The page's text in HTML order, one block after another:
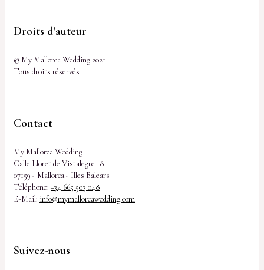
Droits d'auteur
© My Mallorca Wedding 2021
Tous droits réservés
Contact
My Mallorca Wedding
Calle Lloret de Vistalegre 18
07159 - Mallorca - Illes Balears
Téléphone: +34 665 503 048
E-Mail: info@mymallorcawedding.com
Suivez-nous